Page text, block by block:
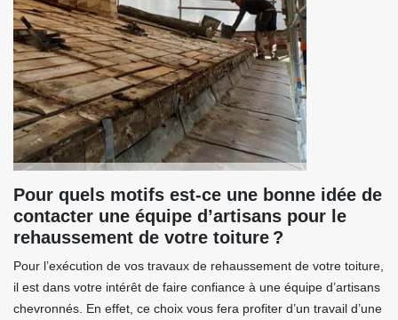
Pour quels motifs est-ce une bonne idée de
contacter une équipe d’artisans pour le
rehaussement de votre toiture ?
Pour l’exécution de vos travaux de rehaussement de votre toiture,
il est dans votre intérêt de faire confiance à une équipe d’artisans
chevronnés. En effet, ce choix vous fera profiter d’un travail d’une